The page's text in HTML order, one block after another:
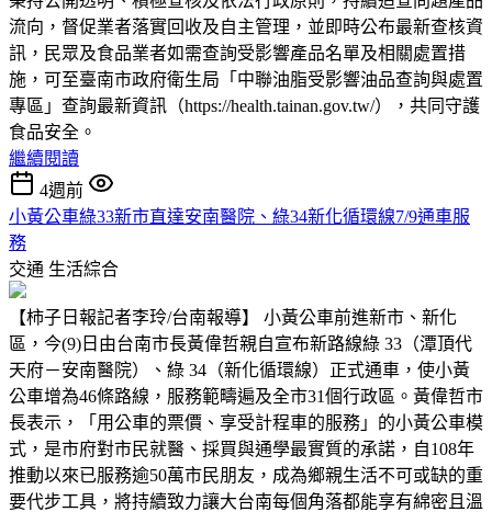
流向，督促業者落實回收及自主管理，並即時公布最新查核資
訊，民眾及食品業者如需查詢受影響產品名單及相關處置措
施，可至臺南市政府衛生局「中聯油脂受影響油品查詢與處置
專區」查詢最新資訊（https://health.tainan.gov.tw/），共同守護
食品安全。
繼續閱讀
4週前
小黃公車綠33新市直達安南醫院、綠34新化循環線7/9通車服
務
交通 生活綜合
【柿子日報記者李玲/台南報導】 小黃公車前進新市、新化
區，今(9)日由台南市長黃偉哲親自宣布新路線綠 33（潭頂代
天府－安南醫院）、綠 34（新化循環線）正式通車，使小黃
公車增為46條路線，服務範疇遍及全市31個行政區。黃偉哲市
長表示，「用公車的票價、享受計程車的服務」的小黃公車模
式，是市府對市民就醫、採買與通學最實質的承諾，自108年
推動以來已服務逾50萬市民朋友，成為鄉親生活不可或缺的重
要代步工具，將持續致力讓大台南每個角落都能享有綿密且溫